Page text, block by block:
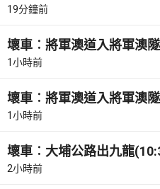
19分鐘前
壞車︰將軍澳道入將軍澳
1小時前
壞車︰將軍澳道入將軍澳
1小時前
壞車︰大埔公路出九龍
2小時前